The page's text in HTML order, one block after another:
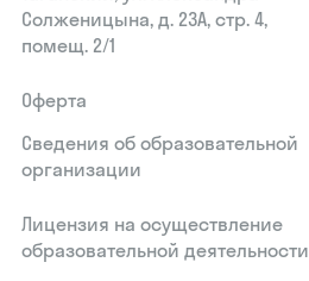
Солженицына, д. 23А, стр. 4,
помещ. 2/1
Оферта
Сведения об образовательной
организации
Лицензия на осуществление
образовательной деятельности